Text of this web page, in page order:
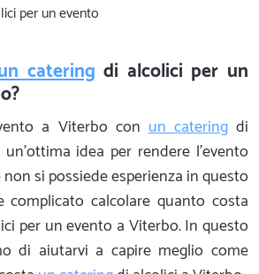
per un evento
catering di alcolici per un
a Viterbo conun cateringdi
idea per rendere l'evento
non si possiede esperienza in questo
complicato calcolare quanto costa
per un evento a Viterbo. In questo
di aiutarvi a capire meglio come